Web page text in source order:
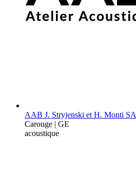
AAB J. Stryjenski et H. Monti SA
Carouge | GE
acoustique